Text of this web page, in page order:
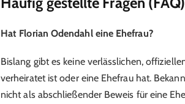
Hat Florian Odendahl eine Ehefrau?
Bislang gibt es keine verlässlichen,
verheiratet ist oder eine Ehefrau hat.
nicht als abschließender Beweis für eine